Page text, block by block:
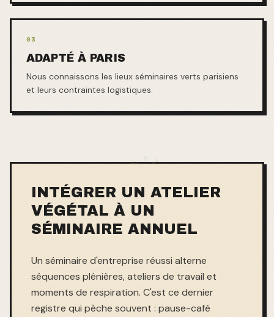
03
ADAPTÉ À PARIS
Nous connaissons les lieux séminaires verts parisiens
et leurs contraintes logistiques.
INTÉGRER UN ATELIER
VÉGÉTAL À UN
SÉMINAIRE ANNUEL
Un séminaire d'entreprise réussi alterne
séquences plénières, ateliers de travail et
moments de respiration. C'est ce dernier
registre qui pèche souvent : pause-café